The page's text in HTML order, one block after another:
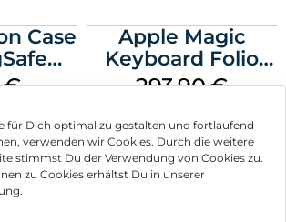
für Dich optimal zu gestalten und fortlaufend
verwenden wir Cookies. Durch die weitere
stimmst Du der Verwendung von Cookies zu.
zu Cookies erhältst Du in unserer
Case
Pro
€
Apple Magic
Keyboard Folio
iPad 10.9″ (10.Gen.)
293,90€